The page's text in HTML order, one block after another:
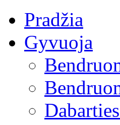
Pradžia
Gyvuoja